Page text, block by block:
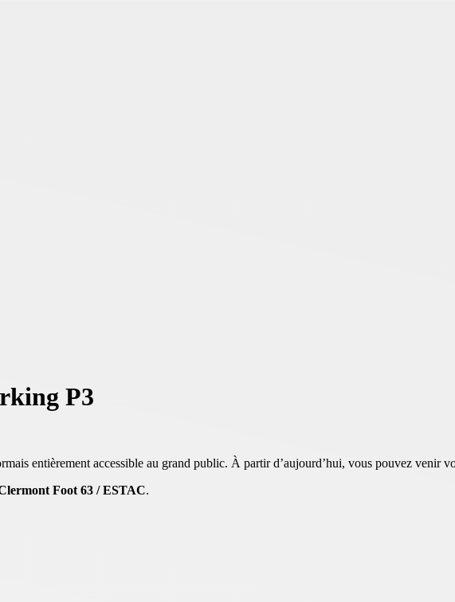
P3
entièrement accessible au grand public. À partir d’aujourd’hui, vous pouvez venir
Foot 63 / ESTAC.